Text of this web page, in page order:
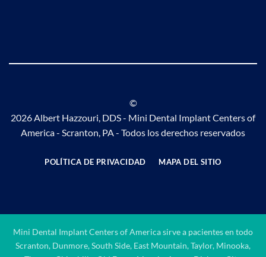
©
2026 Albert Hazzouri, DDS - Mini Dental Implant Centers of
America - Scranton, PA - Todos los derechos reservados
POLÍTICA DE PRIVACIDAD MAPA DEL SITIO
Mini Dental Implant Centers of America sirve a pacientes en todo
Scranton, Dunmore, South Side, East Mountain, Taylor, Minooka,